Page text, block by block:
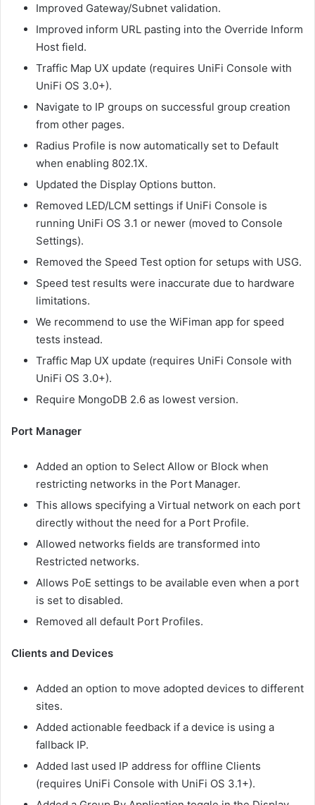
Improved Gateway/Subnet validation.
Improved inform URL pasting into the Override Inform
Host field.
Traffic Map UX update (requires UniFi Console with
UniFi OS 3.0+).
Navigate to IP groups on successful group creation
from other pages.
Radius Profile is now automatically set to Default
when enabling 802.1X.
Updated the Display Options button.
Removed LED/LCM settings if UniFi Console is
running UniFi OS 3.1 or newer (moved to Console
Settings).
Removed the Speed Test option for setups with USG.
Speed test results were inaccurate due to hardware
limitations.
We recommend to use the WiFiman app for speed
tests instead.
Traffic Map UX update (requires UniFi Console with
UniFi OS 3.0+).
Require MongoDB 2.6 as lowest version.
Port Manager
Added an option to Select Allow or Block when
restricting networks in the Port Manager.
This allows specifying a Virtual network on each port
directly without the need for a Port Profile.
Allowed networks fields are transformed into
Restricted networks.
Allows PoE settings to be available even when a port
is set to disabled.
Removed all default Port Profiles.
Clients and Devices
Added an option to move adopted devices to different
sites.
Added actionable feedback if a device is using a
fallback IP.
Added last used IP address for offline Clients
(requires UniFi Console with UniFi OS 3.1+).